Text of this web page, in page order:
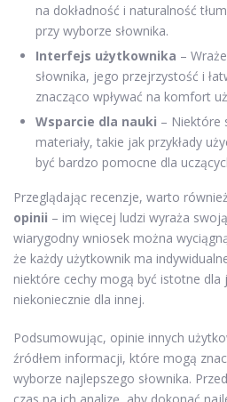
na dokładność i naturalność
przy wyborze słownika.
Interfejs użytkownika –
słownika, jego przejrzystość i
znacząco wpływać na komfort
Wsparcie dla nauki – Niektóre
materiały, takie jak przykłady
być bardzo pomocne dla
Przeglądając recenzje, warto
opinii – im więcej ludzi wyraża
wiarygodny wniosek można
że każdy użytkownik ma
niektóre cechy mogą być istotne dla
niekoniecznie dla innej.
Podsumowując, opinie innych
źródłem informacji, które mogą
wyborze najlepszego słownika.
czas na ich analizę, aby dokonać